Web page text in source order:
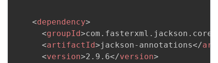
<dependency>
<groupId>com.fasterxml.jackson.core
<artifactId>jackson-annotations</
<version>2.9.6</version>